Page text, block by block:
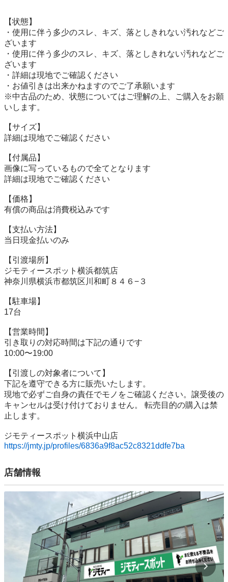
【状態】
・使用に伴う多少のスレ、キズ、落としきれない汚れなどご
ざいます
・使用に伴う多少のスレ、キズ、落としきれない汚れなどご
ざいます
・詳細は現地でご確認ください
・お値引きは出来かねますのでご了承願います
※中古品のため、状態についてはご理解の上、ご購入をお願
いします。
【サイズ】
詳細は現地でご確認ください
【付属品】
画像に写っているもので全てとなります
詳細は現地でご確認ください
【価格】
有償の商品は消費税込みです
【⽀払い⽅法】
当⽇現⾦払いのみ
【引渡場所】
ジモティースポット横浜都筑店
神奈川県横浜市都筑区川和町８４６−３
【駐⾞場】
17台
【営業時間】
引き取りの対応時間は下記の通りです
10:00〜19:00
【引渡しの対象者について】
下記を遵守できる⽅に販売いたします。
現地で必ずご⾃⾝の責任でモノをご確認ください。譲受後の
キャンセルは受け付けておりません。 転売⽬的の購⼊は禁
⽌します。
https://jmty.jp/profiles/6836a9f8ac52c8321ddfe7ba
店舗情報